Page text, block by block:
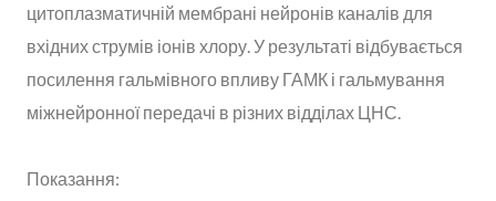
цитоплазматичній мембрані нейронів каналів для
вхідних струмів іонів хлору. У результаті відбувається
посилення гальмівного впливу ГАМК і гальмування
міжнейронної передачі в різних відділах ЦНС.
Показання: